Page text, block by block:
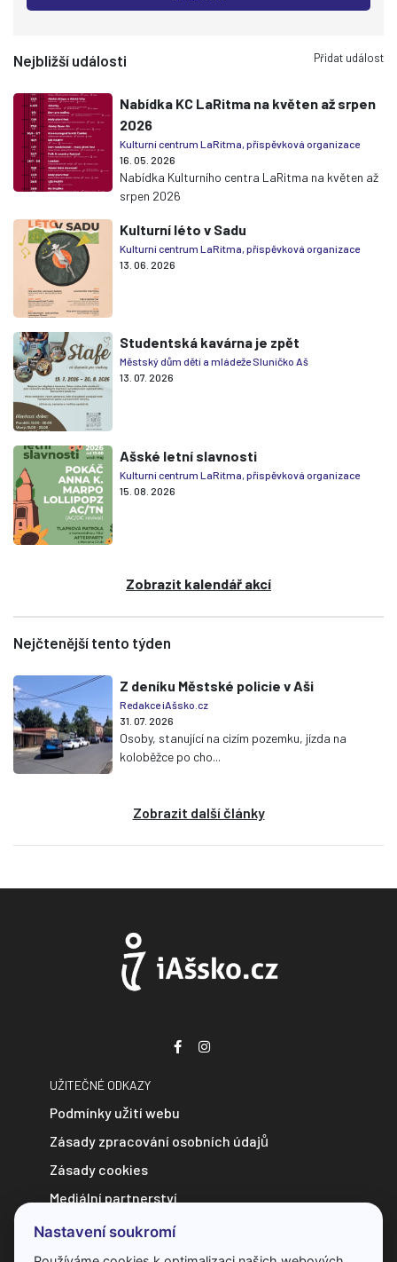
Nejbližší události Přidat událost
Nabídka KC LaRitma na květen až srpen
2026
Kulturní centrum LaRitma, příspěvková organizace
16. 05. 2026
Nabídka Kulturního centra LaRitma na květen až
srpen 2026
Kulturní léto v Sadu
Kulturní centrum LaRitma, příspěvková organizace
13. 06. 2026
Studentská kavárna je zpět
Městský dům dětí a mládeže Sluníčko Aš
13. 07. 2026
Ašské letní slavnosti
Kulturní centrum LaRitma, příspěvková organizace
15. 08. 2026
Zobrazit kalendář akcí
Nejčtenější tento týden
Z deníku Městské policie v Aši
Redakce iAšsko.cz
31. 07. 2026
Osoby, stanující na cizím pozemku, jízda na
koloběžce po cho...
Zobrazit další články
UŽITEČNÉ ODKAZY
Podmínky užití webu
Zásady zpracování osobních údajů
Zásady cookies
Mediální partnerství
Zpravodajství do e-mailu
Kontakt
Nastavení soukromí